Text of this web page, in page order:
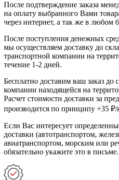
После подтверждение заказа
на оплату выбранного Вами
через интернет, а так же в любом
После поступления денежных
мы осуществляем доставку до
транспортной компании на
течение 1-2 дней.
Бесплатно доставим ваш заказ до
компании находящейся на
Расчет стоимости доставки за
производится по принципу +35 ₽/
Если Вас интересует
доставки (автотранспортом,
авиатранспортом, морским или
обязательно укажите это в письме.